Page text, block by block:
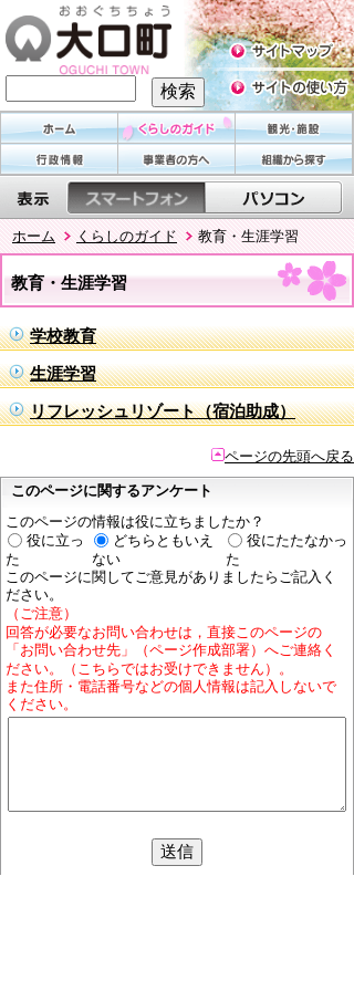
ホーム くらしのガイド 教育・生涯学習
教育・生涯学習
学校教育
生涯学習
リフレッシュリゾート（宿泊助成）
ページの先頭へ戻る
このページに関するアンケート
このページの情報は役に立ちましたか？
役に立っ
た
どちらともいえ
ない
役にたたなかっ
た
このページに関してご意見がありましたらご記入く
ださい。
（ご注意）
回答が必要なお問い合わせは，直接このページの
「お問い合わせ先」（ページ作成部署）へご連絡く
ださい。（こちらではお受けできません）。
また住所・電話番号などの個人情報は記入しないで
ください。